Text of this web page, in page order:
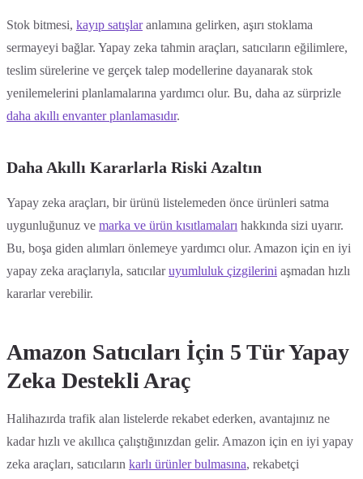
Stok bitmesi, kayıp satışlaranlamına gelirken, aşırı stoklama
sermayeyi bağlar. Yapay zeka tahmin araçları, satıcıların eğilimlere,
teslim sürelerine ve gerçek talep modellerine dayanarak stok
yenilemelerini planlamalarına yardımcı olur. Bu, daha az sürprizle
daha akıllı envanter planlamasıdır.
Daha Akıllı Kararlarla Riski Azaltın
Yapay zeka araçları, bir ürünü listelemeden önce ürünleri satma
uygunluğunuz ve marka ve ürün kısıtlamaları hakkında sizi uyarır.
Bu, boşa giden alımları önlemeye yardımcı olur. Amazon için en iyi
yapay zeka araçlarıyla, satıcılaruyumluluk çizgilerini aşmadan hızlı
kararlar verebilir.
Amazon Satıcıları İçin 5 Tür Yapay
Zeka Destekli Araç
Halihazırda trafik alan listelerde rekabet ederken, avantajınız ne
kadar hızlı ve akıllıca çalıştığınızdan gelir. Amazon için en iyi yapay
zeka araçları, satıcıların karlı ürünler bulmasına, rekabetçi